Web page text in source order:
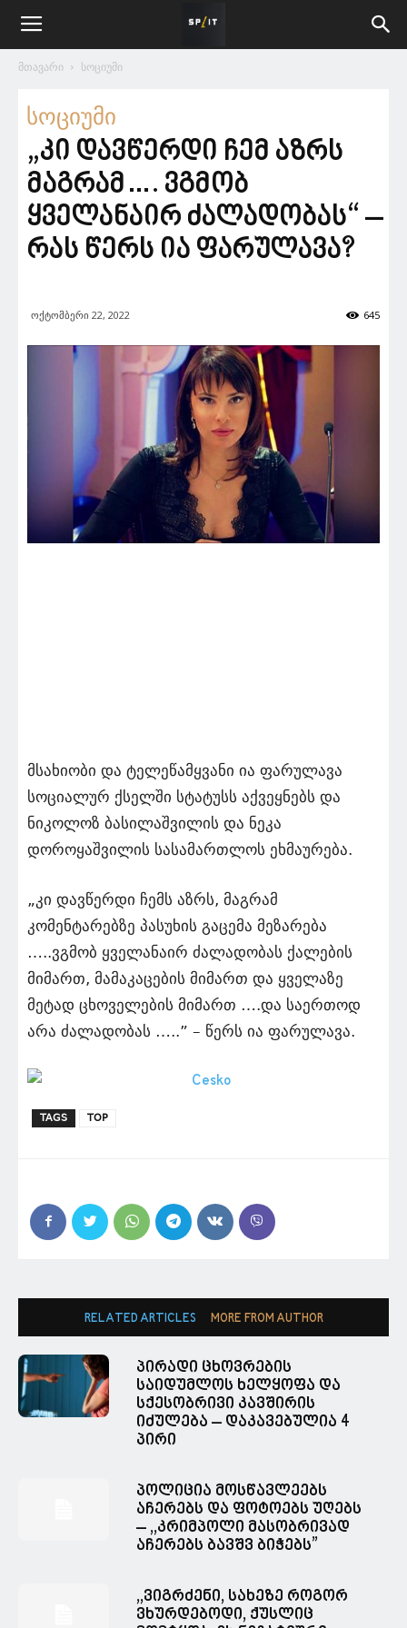
მთავარი სოციუმი
სოციუმი
„კი დავწერდი ჩემ აზრს
მაგრამ…. ვგმობ
ყველანაირ ძალადობას“ –
რას წერს ია ფარულავა?
ოქტომბერი 22, 2022 645
მსახიობი და ტელეწამყვანი ია ფარულავა
სოციალურ ქსელში სტატუსს აქვეყნებს და
ნიკოლოზ ბასილაშვილის და ნეკა
დოროყაშვილის სასამართლოს ეხმაურება.
„კი დავწერდი ჩემს აზრს, მაგრამ
კომენტარებზე პასუხის გაცემა მეზარება
…..ვგმობ ყველანაირ ძალადობას ქალების
მიმართ, მამაკაცების მიმართ და ყველაზე
მეტად ცხოველების მიმართ ….და საერთოდ
არა ძალადობას …..” – წერს ია ფარულავა.
TAGS TOP
RELATED ARTICLES MORE FROM AUTHOR
პირადი ცხოვრების
საიდუმლოს ხელყოფა და
სქესობრივი კავშირის
იძულება – დაკავებულია 4
პირი
პოლიცია მოსწავლეებს
აჩერებს და ფოტოებს უღებს
– ,,კრიმპოლი მასობრივად
აჩერებს ბავშვ ბიჭებს”
,,ვიგრძენი, სახეზე როგორ
ვხურდებოდი, ქუსლიც